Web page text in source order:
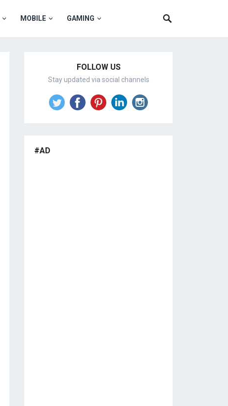
MOBILE GAMING
FOLLOW US
Stay updated via social channels
#AD